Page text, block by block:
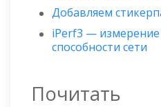
Добавляем
iPerf3 — измерение
способности сети
Почитать